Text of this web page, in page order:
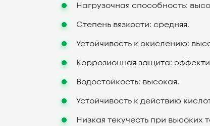
Нагрузочная способность:
Степень вязкости: средняя.
Устойчивость к окислению:
Коррозионная защита:
Водостойкость: высокая.
Устойчивость к действию
Низкая текучесть при высоких